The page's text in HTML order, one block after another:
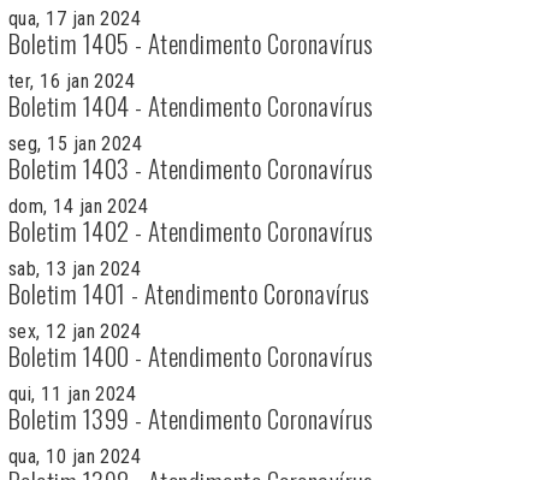
qua, 17 jan 2024
Boletim 1405 - Atendimento Coronavírus
ter, 16 jan 2024
Boletim 1404 - Atendimento Coronavírus
seg, 15 jan 2024
Boletim 1403 - Atendimento Coronavírus
dom, 14 jan 2024
Boletim 1402 - Atendimento Coronavírus
sab, 13 jan 2024
Boletim 1401 - Atendimento Coronavírus
sex, 12 jan 2024
Boletim 1400 - Atendimento Coronavírus
qui, 11 jan 2024
Boletim 1399 - Atendimento Coronavírus
qua, 10 jan 2024